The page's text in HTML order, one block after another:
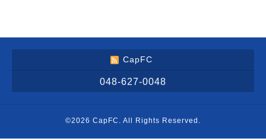
CapFC
048-627-0048
©2026 CapFC . All Rights Reserved.